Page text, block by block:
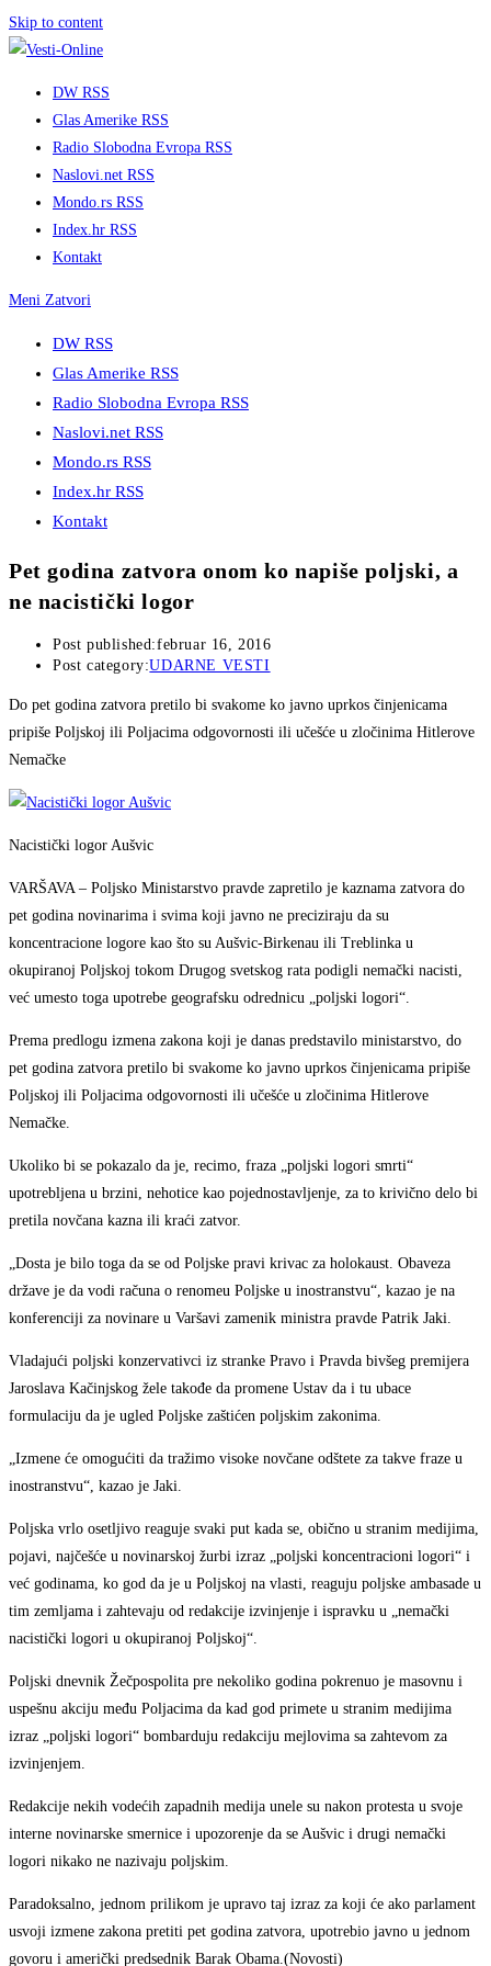
Skip to content
DW RSS
Glas Amerike RSS
Radio Slobodna Evropa RSS
Naslovi.net RSS
Mondo.rs RSS
Index.hr RSS
Kontakt
Meni Zatvori
DW RSS
Glas Amerike RSS
Radio Slobodna Evropa RSS
Naslovi.net RSS
Mondo.rs RSS
Index.hr RSS
Kontakt
Pet godina zatvora onom ko napiše poljski, a
ne nacistički logor
Post published:februar 16, 2016
Post category:UDARNE VESTI
Do pet godina zatvora pretilo bi svakome ko javno uprkos činjenicama
pripiše Poljskoj ili Poljacima odgovornosti ili učešće u zločinima Hitlerove
Nemačke
Nacistički logor Aušvic
VARŠAVA – Poljsko Ministarstvo pravde zapretilo je kaznama zatvora do
pet godina novinarima i svima koji javno ne preciziraju da su
koncentracione logore kao što su Aušvic-Birkenau ili Treblinka u
okupiranoj Poljskoj tokom Drugog svetskog rata podigli nemački nacisti,
već umesto toga upotrebe geografsku odrednicu „poljski logori“.
Prema predlogu izmena zakona koji je danas predstavilo ministarstvo, do
pet godina zatvora pretilo bi svakome ko javno uprkos činjenicama pripiše
Poljskoj ili Poljacima odgovornosti ili učešće u zločinima Hitlerove
Nemačke.
Ukoliko bi se pokazalo da je, recimo, fraza „poljski logori smrti“
upotrebljena u brzini, nehotice kao pojednostavljenje, za to krivično delo bi
pretila novčana kazna ili kraći zatvor.
„Dosta je bilo toga da se od Poljske pravi krivac za holokaust. Obaveza
države je da vodi računa o renomeu Poljske u inostranstvu“, kazao je na
konferenciji za novinare u Varšavi zamenik ministra pravde Patrik Jaki.
Vladajući poljski konzervativci iz stranke Pravo i Pravda bivšeg premijera
Jaroslava Kačinjskog žele takođe da promene Ustav da i tu ubace
formulaciju da je ugled Poljske zaštićen poljskim zakonima.
„Izmene će omogućiti da tražimo visoke novčane odštete za takve fraze u
inostranstvu“, kazao je Jaki.
Poljska vrlo osetljivo reaguje svaki put kada se, obično u stranim medijima,
pojavi, najčešće u novinarskoj žurbi izraz „poljski koncentracioni logori“ i
već godinama, ko god da je u Poljskoj na vlasti, reaguju poljske ambasade u
tim zemljama i zahtevaju od redakcije izvinjenje i ispravku u „nemački
nacistički logori u okupiranoj Poljskoj“.
Poljski dnevnik Žečpospolita pre nekoliko godina pokrenuo je masovnu i
uspešnu akciju među Poljacima da kad god primete u stranim medijima
izraz „poljski logori“ bombarduju redakciju mejlovima sa zahtevom za
izvinjenjem.
Redakcije nekih vodećih zapadnih medija unele su nakon protesta u svoje
interne novinarske smernice i upozorenje da se Aušvic i drugi nemački
logori nikako ne nazivaju poljskim.
Paradoksalno, jednom prilikom je upravo taj izraz za koji će ako parlament
usvoji izmene zakona pretiti pet godina zatvora, upotrebio javno u jednom
govoru i američki predsednik Barak Obama.(Novosti)